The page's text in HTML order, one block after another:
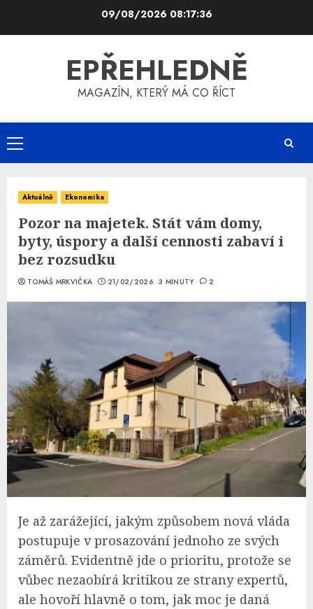
09/08/2026 08:17:37
EPŘEHLEDNĚ
MAGAZÍN, KTERÝ MÁ CO ŘÍCT
Primary
Menu
Aktuálně Ekonomika
Pozor na majetek. Stát vám domy,
byty, úspory a další cennosti zabaví i
bez rozsudku
TOMÁŠ MRKVIČKA 21/02/2026 3 MINUTY 2
Je až zarážející, jakým způsobem nová vláda
postupuje v prosazování jednoho ze svých
záměrů. Evidentně jde o prioritu, protože se
vůbec nezaobírá kritikou ze strany expertů,
ale hovoří hlavně o tom, jak moc je daná